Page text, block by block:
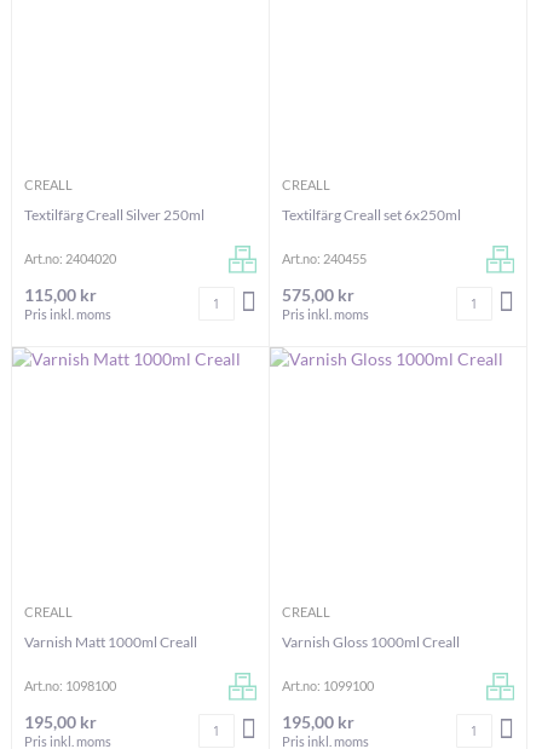
CREALL
Textilfärg Creall Silver 250ml
Art.no: 2404020
115,00 kr
Pris inkl. moms
Antal LÄGG I VARUKORGEN
CREALL
Textilfärg Creall set 6x250ml
Art.no: 240455
575,00 kr
Pris inkl. moms
Antal
CREALL
Varnish Matt 1000ml Creall
Art.no: 1098100
195,00 kr
Pris inkl. moms
Antal LÄGG I VARUKORGEN
CREALL
Varnish Gloss 1000ml Creall
Art.no: 1099100
195,00 kr
Pris inkl. moms
Antal